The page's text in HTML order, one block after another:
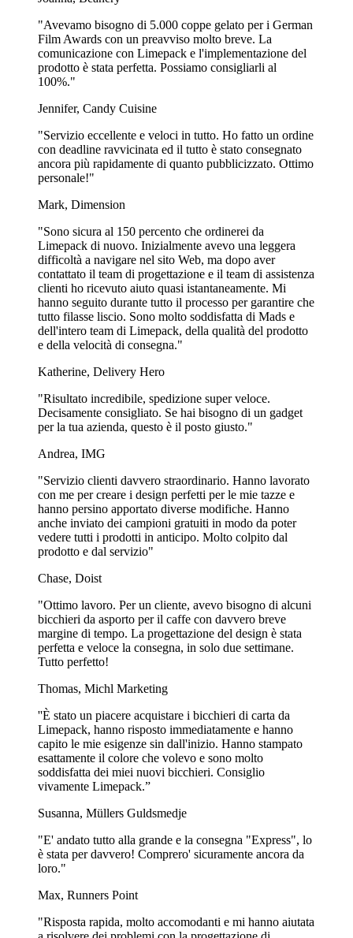
"Avevamo bisogno di 5.000 coppe gelato per i German
Film Awards con un preavviso molto breve. La
comunicazione con Limepack e l'implementazione del
prodotto è stata perfetta. Possiamo consigliarli al
100%."
Jennifer, Candy Cuisine
"Servizio eccellente e veloci in tutto. Ho fatto un ordine
con deadline ravvicinata ed il tutto è stato consegnato
ancora più rapidamente di quanto pubblicizzato. Ottimo
personale!"
Mark, Dimension
"Sono sicura al 150 percento che ordinerei da
Limepack di nuovo. Inizialmente avevo una leggera
difficoltà a navigare nel sito Web, ma dopo aver
contattato il team di progettazione e il team di assistenza
clienti ho ricevuto aiuto quasi istantaneamente. Mi
hanno seguito durante tutto il processo per garantire che
tutto filasse liscio. Sono molto soddisfatta di Mads e
dell'intero team di Limepack, della qualità del prodotto
e della velocità di consegna."
Katherine, Delivery Hero
"Risultato incredibile, spedizione super veloce.
Decisamente consigliato. Se hai bisogno di un gadget
per la tua azienda, questo è il posto giusto."
Andrea, IMG
"Servizio clienti davvero straordinario. Hanno lavorato
con me per creare i design perfetti per le mie tazze e
hanno persino apportato diverse modifiche. Hanno
anche inviato dei campioni gratuiti in modo da poter
vedere tutti i prodotti in anticipo. Molto colpito dal
prodotto e dal servizio"
Chase, Doist
"Ottimo lavoro. Per un cliente, avevo bisogno di alcuni
bicchieri da asporto per il caffe con davvero breve
margine di tempo. La progettazione del design è stata
perfetta e veloce la consegna, in solo due settimane.
Tutto perfetto!
Thomas, Michl Marketing
''È stato un piacere acquistare i bicchieri di carta da
Limepack, hanno risposto immediatamente e hanno
capito le mie esigenze sin dall'inizio. Hanno stampato
esattamente il colore che volevo e sono molto
soddisfatta dei miei nuovi bicchieri. Consiglio
vivamente Limepack.”
Susanna, Müllers Guldsmedje
"E' andato tutto alla grande e la consegna "Express", lo
è stata per davvero! Comprero' sicuramente ancora da
loro."
Max, Runners Point
"Risposta rapida, molto accomodanti e mi hanno aiutata